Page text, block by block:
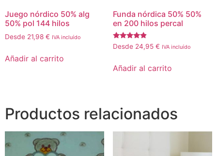
Juego nórdico 50% alg
50% pol 144 hilos
Desde 21,98 € IVA incluído
Añadir al carrito
Funda nórdica 50% 50%
en 200 hilos percal
Valorado
con
Desde 24,95 € IVA incluído
Añadir al carrito
Productos relacionados